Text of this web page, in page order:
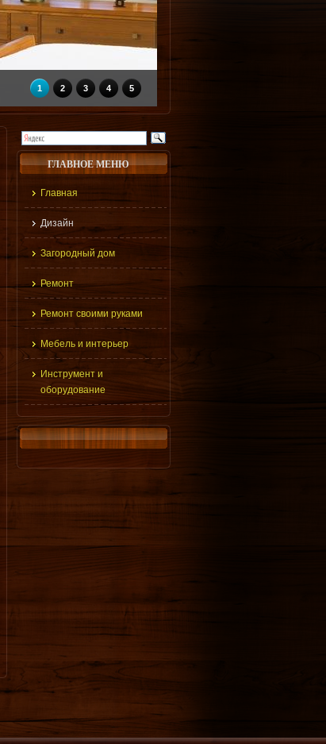
1 2 3 4 5
ГЛАВНОЕ МЕНЮ
Главная
Дизайн
Загородный дом
Ремонт
Ремонт своими руками
Мебель и интерьер
Инструмент и
оборудование